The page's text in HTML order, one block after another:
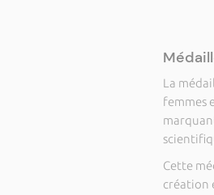
La
femmes
Cette
création